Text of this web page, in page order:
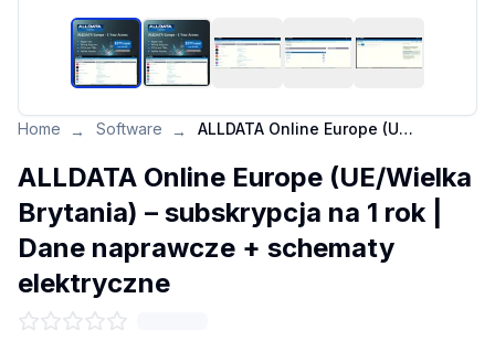
Home → Software → ALLDATA Online Europe (UE/Wielka Brytania) – subskrypcja na 1 rok | Dane naprawcze + schematy elektryczne
ALLDATA Online Europe (UE/Wielka
Brytania) – subskrypcja na 1 rok |
Dane naprawcze + schematy
elektryczne